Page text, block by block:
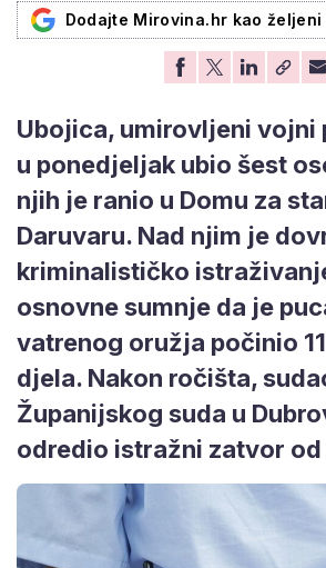
Dodajte Mirovina.hr kao
Ubojica, umirovljeni vojni
u ponedjeljak ubio šest
njih je ranio u Domu za
Daruvaru. Nad njim je
kriminalističko
osnovne sumnje da je
vatrenog oružja počinio
djela. Nakon ročišta,
Županijskog suda u
odredio istražni zatvor od